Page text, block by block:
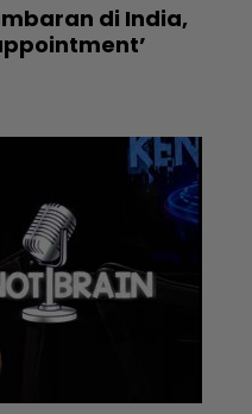
di India,